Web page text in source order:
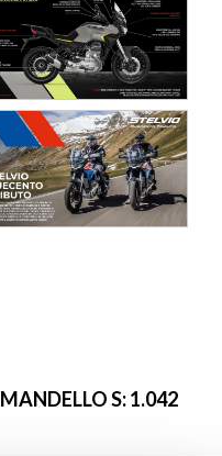
S: 1.042